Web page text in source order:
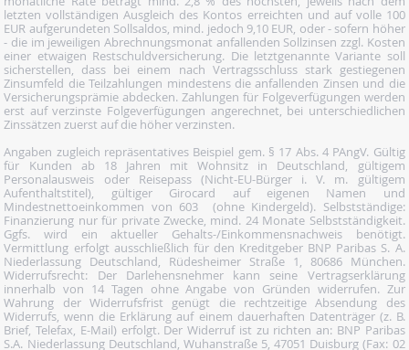
letzten vollständigen Ausgleich des Kontos erreichten und auf volle 100
EUR aufgerundeten Sollsaldos, mind. jedoch 9,10 EUR, oder - sofern höher
- die im jeweiligen Abrechnungsmonat anfallenden Sollzinsen zzgl. Kosten
einer etwaigen Restschuldversicherung. Die letztgenannte Variante soll
sicherstellen, dass bei einem nach Vertragsschluss stark gestiegenen
Zinsumfeld die Teilzahlungen mindestens die anfallenden Zinsen und die
Versicherungsprämie abdecken. Zahlungen für Folgeverfügungen werden
erst auf verzinste Folgeverfügungen angerechnet, bei unterschiedlichen
Zinssätzen zuerst auf die höher verzinsten.
Angaben zugleich repräsentatives Beispiel gem. § 17 Abs. 4 PAngV. Gültig
für Kunden ab 18 Jahren mit Wohnsitz in Deutschland, gültigem
Personalausweis oder Reisepass (Nicht-EU-Bürger i. V. m. gültigem
Aufenthaltstitel), gültiger Girocard auf eigenen Namen und
Mindestnettoeinkommen von 603  (ohne Kindergeld). Selbstständige:
Finanzierung nur für private Zwecke, mind. 24 Monate Selbstständigkeit.
Ggfs. wird ein aktueller Gehalts-/Einkommensnachweis benötigt.
Vermittlung erfolgt ausschließlich für den Kreditgeber BNP Paribas S. A.
Niederlassung Deutschland, Rüdesheimer Straße 1, 80686 München.
Widerrufsrecht: Der Darlehensnehmer kann seine Vertragserklärung
innerhalb von 14 Tagen ohne Angabe von Gründen widerrufen. Zur
Wahrung der Widerrufsfrist genügt die rechtzeitige Absendung des
Widerrufs, wenn die Erklärung auf einem dauerhaften Datenträger (z. B.
Brief, Telefax, E-Mail) erfolgt. Der Widerruf ist zu richten an: BNP Paribas
S.A. Niederlassung Deutschland, Wuhanstraße 5, 47051 Duisburg (Fax: 02